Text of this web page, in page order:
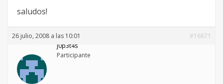
saludos!
26 julio, 2008 a las 10:01
#16871
j0p3t4s
Participante